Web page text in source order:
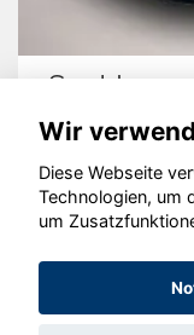
Seat Leon
©
Wir
Diese Webseite
Technologien, um
um